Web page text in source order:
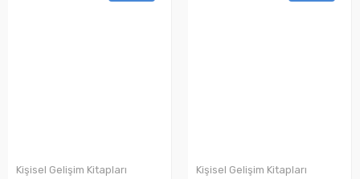
Kişisel Gelişim Kitapları
Kişisel Gelişim Kitapları